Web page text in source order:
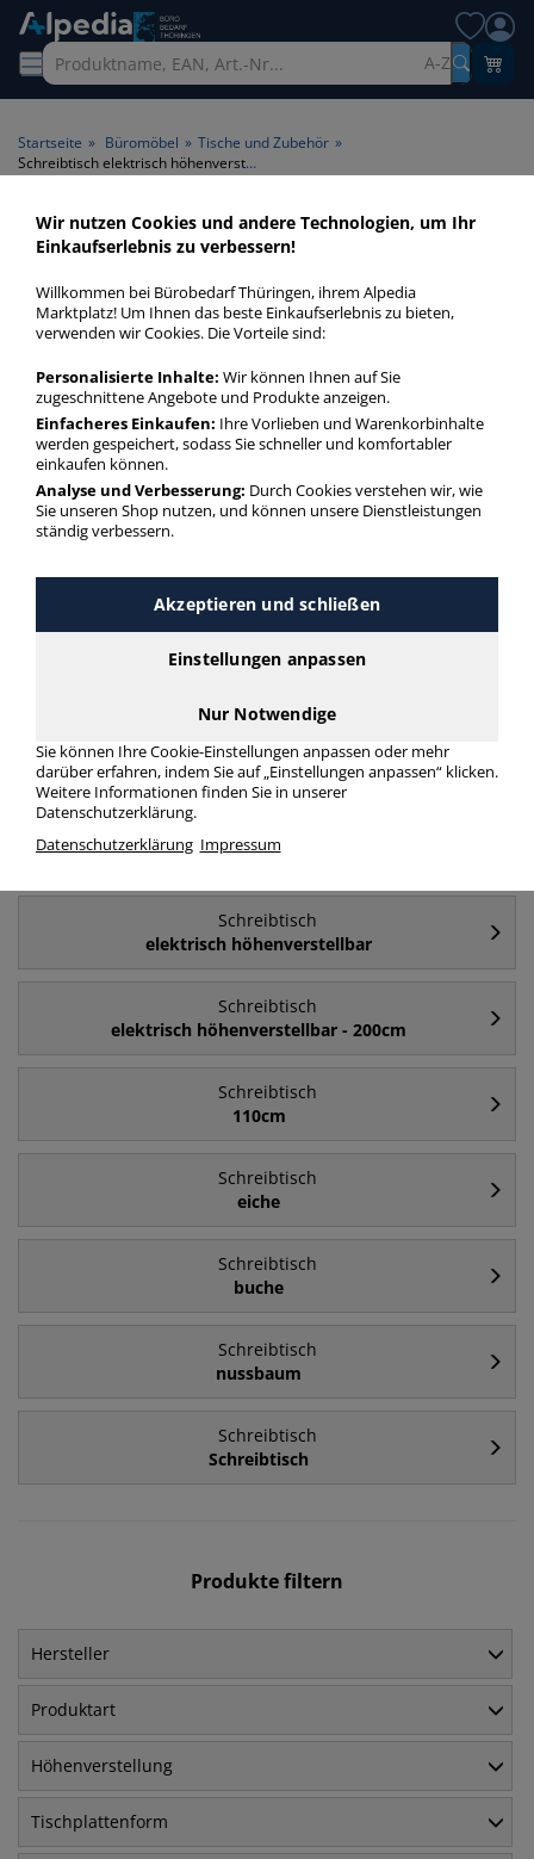
A-Z
Startseite » Büromöbel » Tische und Zubehör »
Schreibtisch elektrisch höhenverstellbar 160cm ahorn
Schreibtisch elektrisch
höhenverstellbar 160cm
ahorn > Höhenverstellung
elektrisch höhenverstellbar >
Tischplattenfarbe ahorn >
Breite 160cm
Schreibtisch ahorn elektrisch höhenverstellbar 160cm in
bester Qualität zum günstigen Preis. Finden Sie schnell
Schreibtisch ahorn elektrisch höhenverstellbar 160cm mit
unserer Filter-Funktion.
Schreibtisch elektrisch höhenverstellbar 160cm
ahorn
mehr Infos zur Kategorie
Häufig gesucht
180cm
Schreibtisch
elektrisch höhenverstellbar
Schreibtisch
elektrisch höhenverstellbar - 200cm
Schreibtisch
110cm
Schreibtisch
eiche
Schreibtisch
buche
Schreibtisch
nussbaum
Schreibtisch
Schreibtisch
Produkte filtern
Hersteller
Produktart
Höhenverstellung
Tischplattenform
Wir nutzen Cookies und andere Technologien, um Ihr
Einkaufserlebnis zu verbessern!
Willkommen bei Bürobedarf Thüringen, ihrem Alpedia
Marktplatz! Um Ihnen das beste Einkaufserlebnis zu bieten,
verwenden wir Cookies. Die Vorteile sind:
Personalisierte Inhalte: Wir können Ihnen auf Sie
zugeschnittene Angebote und Produkte anzeigen.
Einfacheres Einkaufen: Ihre Vorlieben und Warenkorbinhalte
werden gespeichert, sodass Sie schneller und komfortabler
einkaufen können.
Analyse und Verbesserung: Durch Cookies verstehen wir, wie
Sie unseren Shop nutzen, und können unsere Dienstleistungen
ständig verbessern.
Akzeptieren und schließen
Einstellungen anpassen
Nur Notwendige
Sie können Ihre Cookie-Einstellungen anpassen oder mehr
darüber erfahren, indem Sie auf „Einstellungen anpassen“ klicken.
Weitere Informationen finden Sie in unserer
Datenschutzerklärung.
Datenschutzerklärung Impressum